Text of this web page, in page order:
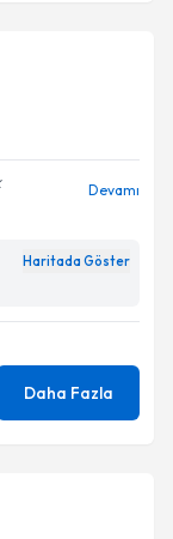
Devamı
Haritada Göster
Daha Fazla